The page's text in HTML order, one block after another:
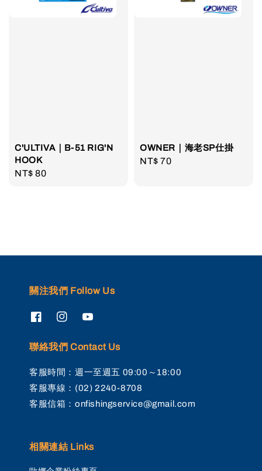
C'ULTIVA｜B-51 RIG'N
HOOK
Regular
NT$ 80
OWNER｜海老SP仕掛
Regular
NT$ 70
關注我們 Follow Us
聯絡我們 Contact Us
客服時間：週一至週五 09:00～18:00
客服專線：(02) 2240-8708
客服信箱：onfishingservice@gmail.com
相關連結 Links